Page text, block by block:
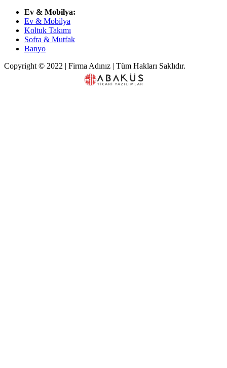
Ev & Mobilya:
Ev & Mobilya
Koltuk Takımı
Sofra & Mutfak
Banyo
Copyright © 2022 | Firma Adınız | Tüm Hakları Saklıdır.